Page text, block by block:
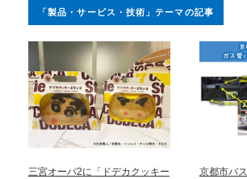
「製品・サービス・技術」テーマの記事
三宮オーパ2に「ドデカクッキー
京都市バ